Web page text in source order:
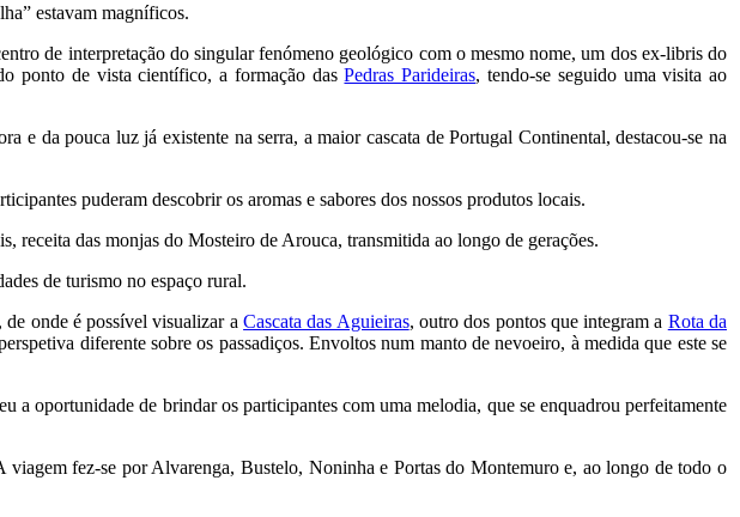
estavam magníficos.
de interpretação do singular fenómeno geológico com o mesmo nome, um dos ex-libris do
ponto de vista científico, a formação dasPedras Parideiras, tendo-se seguido uma visita ao
e da pouca luz já existente na serra, a maior cascata de Portugal Continental, destacou-se na
puderam descobrir os aromas e sabores dos nossos produtos locais.
receita das monjas do Mosteiro de Arouca, transmitida ao longo de gerações.
de turismo no espaço rural.
de onde é possível visualizar aCascata das Aguieiras, outro dos pontos que integram a Rota da
diferente sobre os passadiços. Envoltos num manto de nevoeiro, à medida que este se
a oportunidade de brindar os participantes com uma melodia, que se enquadrou perfeitamente
fez-se por Alvarenga, Bustelo, Noninha e Portas do Montemuro e, ao longo de todo o